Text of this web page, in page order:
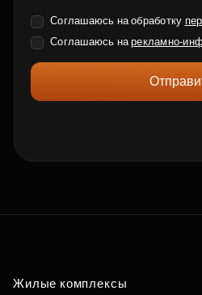
Соглашаюсь на обработку
Соглашаюсь нарекламно-
Жилые комплексы